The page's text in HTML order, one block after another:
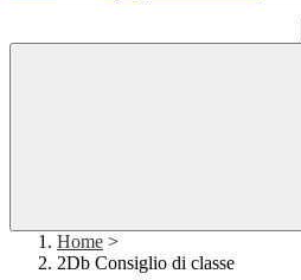
Home >
2Db Consiglio di classe